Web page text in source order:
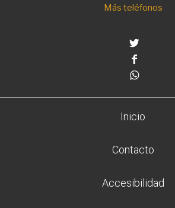
Más teléfonos
Inicio
Contacto
Accesibilidad